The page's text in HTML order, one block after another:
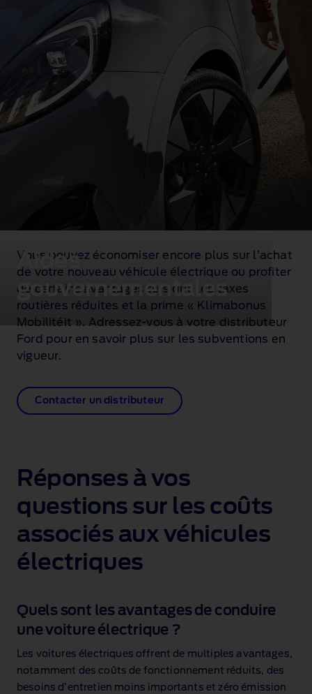
Aides
gouvernementales
Vous pouvez économiser encore plus sur l’achat
de votre nouveau véhicule électrique ou profiter
de certains avantages tels que les taxes
routières réduites et la prime « Klimabonus
Mobilitéit ». Adressez‑vous à votre distributeur
Ford pour en savoir plus sur les subventions en
vigueur.
Contacter un distributeur
Réponses à vos
questions sur les coûts
associés aux véhicules
électriques
Quels sont les avantages de conduire
une voiture électrique ?
Les voitures électriques offrent de multiples avantages,
notamment des coûts de fonctionnement réduits, des
besoins d’entretien moins importants et zéro émission